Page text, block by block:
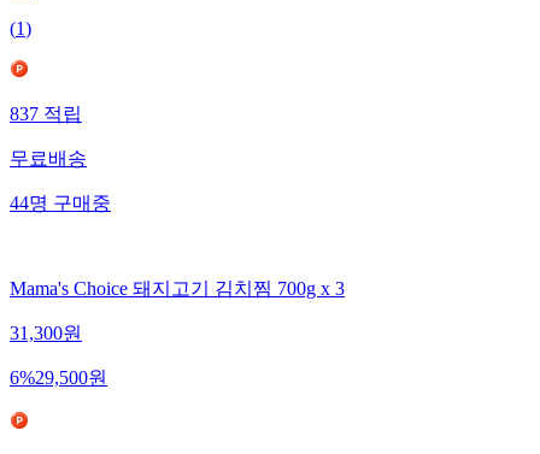
(1)
837 적립
무료배송
44명 구매중
Mama's Choice 돼지고기 김치찜 700g x 3
31,300원
6%29,500원